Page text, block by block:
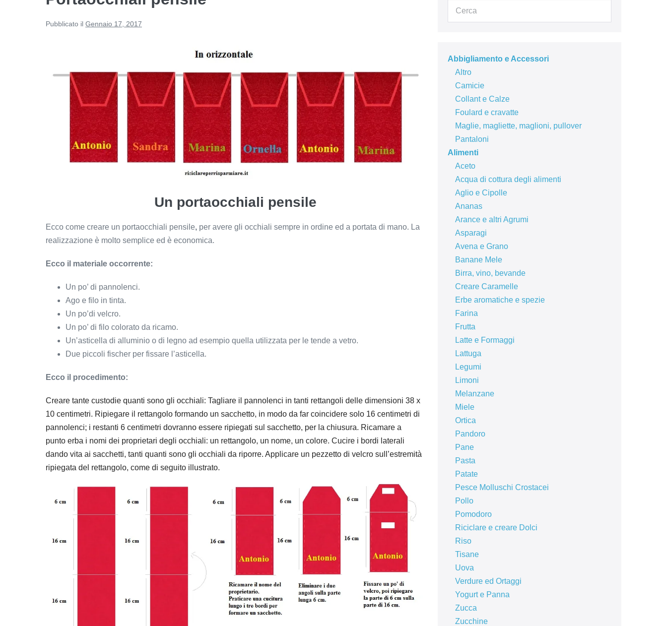
Pubblicato il Gennaio 17, 2017
Un portaocchiali pensile
Ecco come creare un portaocchiali pensile, per avere gli occhiali sempre in ordine ed a portata di mano. La
realizzazione è molto semplice ed è economica.
Ecco il materiale occorrente:
Un po’ di pannolenci.
Ago e filo in tinta.
Un po’di velcro.
Un po’ di filo colorato da ricamo.
Un’asticella di alluminio o di legno ad esempio quella utilizzata per le tende a vetro.
Due piccoli fischer per fissare l’asticella.
Ecco il procedimento:
Creare tante custodie quanti sono gli occhiali: Tagliare il pannolenci in tanti rettangoli delle dimensioni 38 x
10 centimetri. Ripiegare il rettangolo formando un sacchetto, in modo da far coincidere solo 16 centimetri di
pannolenci; i restanti 6 centimetri dovranno essere ripiegati sul sacchetto, per la chiusura. Ricamare a
punto erba i nomi dei proprietari degli occhiali: un rettangolo, un nome, un colore. Cucire i bordi laterali
dando vita ai sacchetti, tanti quanti sono gli occhiali da riporre. Applicare un pezzetto di velcro sull’estremità
ripiegata del rettangolo, come di seguito illustrato.
Abbigliamento e Accessori
Altro
Camicie
Collant e Calze
Foulard e cravatte
Maglie, magliette, maglioni, pullover
Pantaloni
Alimenti
Aceto
Acqua di cottura degli alimenti
Aglio e Cipolle
Ananas
Arance e altri Agrumi
Asparagi
Avena e Grano
Banane Mele
Birra, vino, bevande
Creare Caramelle
Erbe aromatiche e spezie
Farina
Frutta
Latte e Formaggi
Lattuga
Legumi
Limoni
Melanzane
Miele
Ortica
Pandoro
Pane
Pasta
Patate
Pesce Molluschi Crostacei
Pollo
Pomodoro
Riciclare e creare Dolci
Riso
Tisane
Uova
Verdure ed Ortaggi
Yogurt e Panna
Zucca
Zucchine